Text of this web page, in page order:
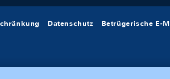
Datenschutz Betrügerische E-